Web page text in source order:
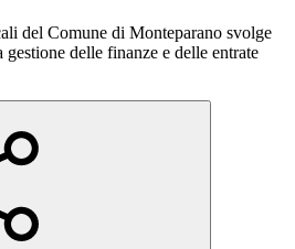
del Comune di Monteparano svolge
delle finanze e delle entrate